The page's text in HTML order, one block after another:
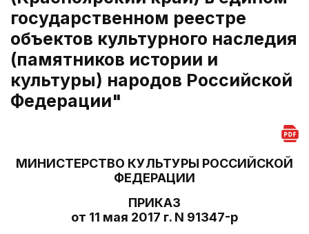
государственном реестре
объектов культурного наследия
(памятников истории и
культуры) народов Российской
Федерации"
МИНИСТЕРСТВО КУЛЬТУРЫ РОССИЙСКОЙ
ФЕДЕРАЦИИ
ПРИКАЗ
от 11 мая 2017 г. N 91347-р